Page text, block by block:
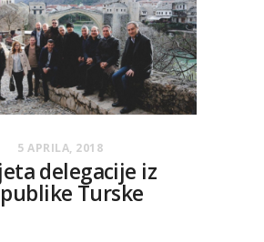
5 APRILA, 2018
delegacije iz
Turske